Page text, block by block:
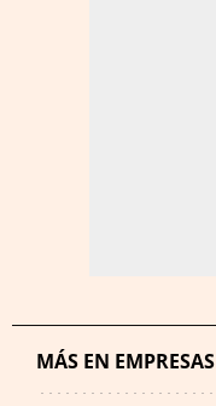
MÁS EN EMPRESAS